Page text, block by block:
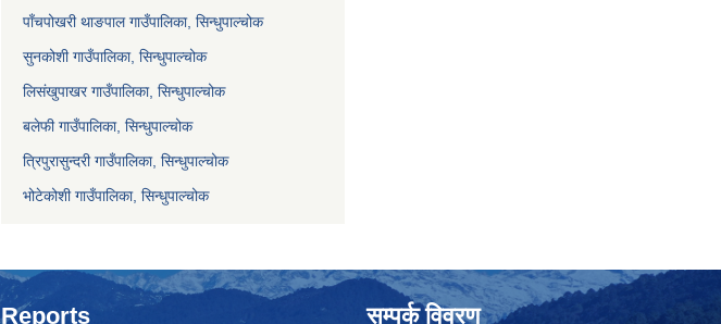
पाँचपोखरी थाङपाल गाउँपालिका, सिन्धुपाल्चोक
सुनकोशी गाउँपालिका, सिन्धुपाल्चोक
लिसंखुपाखर गाउँपालिका, सिन्धुपाल्चोक
बलेफी गाउँपालिका, सिन्धुपाल्चोक
त्रिपुरासुन्दरी गाउँपालिका, सिन्धुपाल्चोक
भोटेकोशी गाउँपालिका, सिन्धुपाल्चोक
Reports सम्पर्क विवरण